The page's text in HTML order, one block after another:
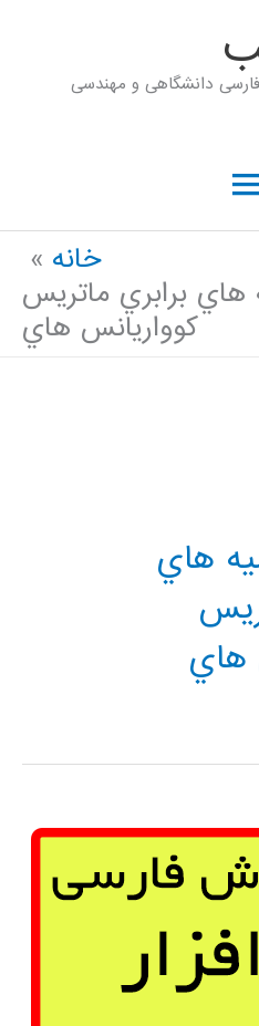
دانشگاهی و مهندسی
خانه
هاي برابري ماتریس
کوواریانس هاي
هاي
هاي